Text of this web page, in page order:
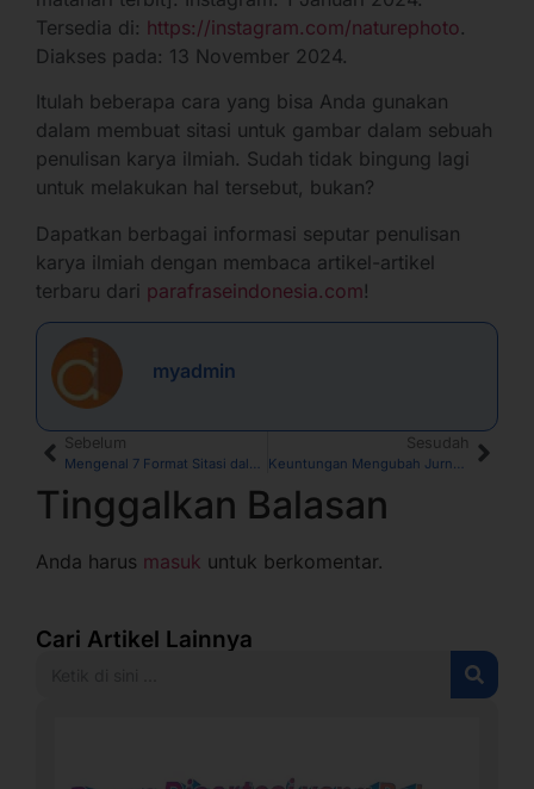
Tersedia di: https://instagram.com/naturephoto.
Diakses pada: 13 November 2024.
Itulah beberapa cara yang bisa Anda gunakan
dalam membuat sitasi untuk gambar dalam sebuah
penulisan karya ilmiah. Sudah tidak bingung lagi
untuk melakukan hal tersebut, bukan?
Dapatkan berbagai informasi seputar penulisan
karya ilmiah dengan membaca artikel-artikel
terbaru dari parafraseindonesia.com!
myadmin
Sebelum
Mengenal 7 Format Sitasi dalam Karya Ilmiah
Sesudah
Keuntungan Mengubah Jurnal Menjadi Buku, Lengkap dengan Tips Membuatnya
Tinggalkan Balasan
Anda harus masuk untuk berkomentar.
Cari Artikel Lainnya